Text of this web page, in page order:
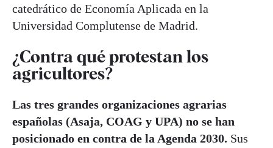
catedrático de Economía Aplicada en la
Universidad Complutense de Madrid.
¿Contra qué protestan los
agricultores?
Las tres grandes organizaciones agrarias
españolas (Asaja, COAG y UPA) no se han
posicionado en contra de la Agenda 2030. Sus